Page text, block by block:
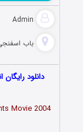
Admin
باب